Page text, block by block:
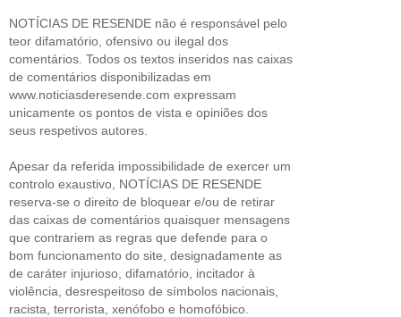
NOTÍCIAS DE RESENDE não é responsável pelo
teor difamatório, ofensivo ou ilegal dos
comentários. Todos os textos inseridos nas caixas
de comentários disponibilizadas em
www.noticiasderesende.com expressam
unicamente os pontos de vista e opiniões dos
seus respetivos autores.
Apesar da referida impossibilidade de exercer um
controlo exaustivo, NOTÍCIAS DE RESENDE
reserva-se o direito de bloquear e/ou de retirar
das caixas de comentários quaisquer mensagens
que contrariem as regras que defende para o
bom funcionamento do site, designadamente as
de caráter injurioso, difamatório, incitador à
violência, desrespeitoso de símbolos nacionais,
racista, terrorista, xenófobo e homofóbico.